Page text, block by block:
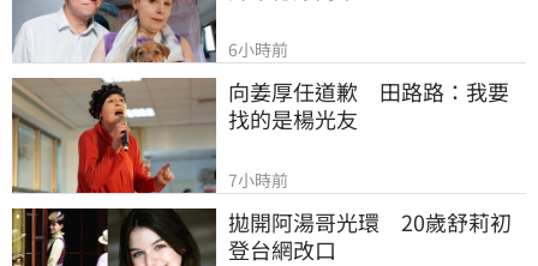
6小時前
向姜厚任道歉　田路路：我要
找的是楊光友
7小時前
拋開阿湯哥光環　20歲舒莉初
登台網改口